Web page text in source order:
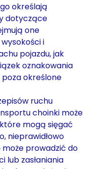
określają
dotyczące
one
i
pojazdu, jak
oznakowania
określone
ruchu
choinki może
mogą sięgać
nieprawidłowo
prowadzić do
lub zasłaniania